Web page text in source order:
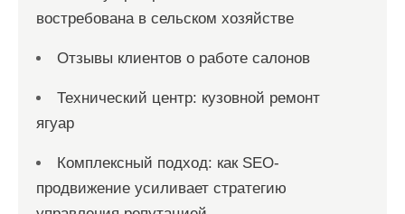
востребована в сельском хозяйстве
Отзывы клиентов о работе салонов
Технический центр: кузовной ремонт
ягуар
Комплексный подход: как SEO-
продвижение усиливает стратегию